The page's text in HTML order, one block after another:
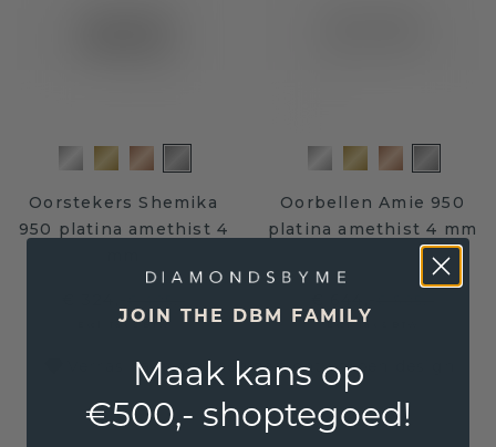
Oorstekers Shemika
950 platina amethist 4
Excl. Tax & BTW
Oorbellen Amie 950
platina amethist 4 mm
Excl. Tax & BTW
Verras haar met een zelf ontworpen design
JOIN THE DBM FAMILY
Maak kans op
€500,- shoptegoed!